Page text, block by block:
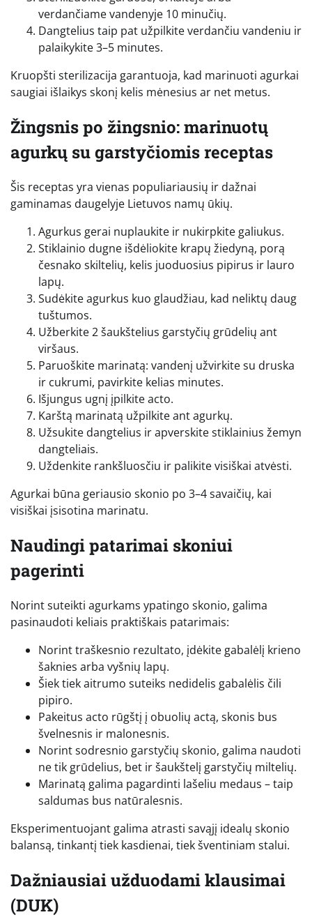
verdančiame vandenyje 10 minučių.
Dangtelius taip pat užpilkite verdančiu vandeniu ir
palaikykite 3–5 minutes.
Kruopšti sterilizacija garantuoja, kad marinuoti agurkai
saugiai išlaikys skonį kelis mėnesius ar net metus.
Žingsnis po žingsnio: marinuotų
agurkų su garstyčiomis receptas
Šis receptas yra vienas populiariausių ir dažnai
gaminamas daugelyje Lietuvos namų ūkių.
Agurkus gerai nuplaukite ir nukirpkite galiukus.
Stiklainio dugne išdėliokite krapų žiedyną, porą
česnako skiltelių, kelis juoduosius pipirus ir lauro
lapų.
Sudėkite agurkus kuo glaudžiau, kad neliktų daug
tuštumos.
Užberkite 2 šaukštelius garstyčių grūdelių ant
viršaus.
Paruoškite marinatą: vandenį užvirkite su druska
ir cukrumi, pavirkite kelias minutes.
Išjungus ugnį įpilkite acto.
Karštą marinatą užpilkite ant agurkų.
Užsukite dangtelius ir apverskite stiklainius žemyn
dangteliais.
Uždenkite rankšluosčiu ir palikite visiškai atvėsti.
Agurkai būna geriausio skonio po 3–4 savaičių, kai
visiškai įsisotina marinatu.
Naudingi patarimai skoniui
pagerinti
Norint suteikti agurkams ypatingo skonio, galima
pasinaudoti keliais praktiškais patarimais:
Norint traškesnio rezultato, įdėkite gabalėlį krieno
šaknies arba vyšnių lapų.
Šiek tiek aitrumo suteiks nedidelis gabalėlis čili
pipiro.
Pakeitus acto rūgštį į obuolių actą, skonis bus
švelnesnis ir malonesnis.
Norint sodresnio garstyčių skonio, galima naudoti
ne tik grūdelius, bet ir šaukštelį garstyčių miltelių.
Marinatą galima pagardinti lašeliu medaus – taip
saldumas bus natūralesnis.
Eksperimentuojant galima atrasti savąjį idealų skonio
balansą, tinkantį tiek kasdienai, tiek šventiniam stalui.
Dažniausiai užduodami klausimai
(DUK)